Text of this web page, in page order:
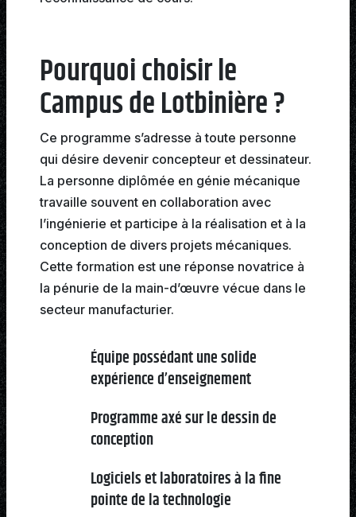
Pourquoi choisir le
Campus de Lotbinière ?
Ce programme s’adresse à toute personne
qui désire devenir concepteur et dessinateur.
La personne diplômée en génie mécanique
travaille souvent en collaboration avec
l’ingénierie et participe à la réalisation et à la
conception de divers projets mécaniques.
Cette formation est une réponse novatrice à
la pénurie de la main-d’œuvre vécue dans le
secteur manufacturier.
Équipe possédant une solide
expérience d’enseignement
Programme axé sur le dessin de
conception
Logiciels et laboratoires à la fine
pointe de la technologie